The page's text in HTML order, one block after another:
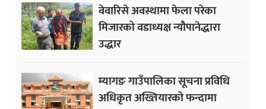
वेवारिसे अवस्थामा फेला परेका
मिजारको वडाध्यक्ष न्यौपानेद्धारा
उद्धार
म्यागङ गाउँपालिका सूचना प्रविधि
अधिकृत अख्तियारको फन्दामा